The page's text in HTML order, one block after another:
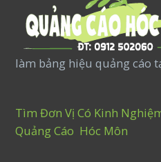
làm bảng hiệu quảng cáo
Tìm Đơn Vị Có Kinh
Quảng Cáo Hóc Môn